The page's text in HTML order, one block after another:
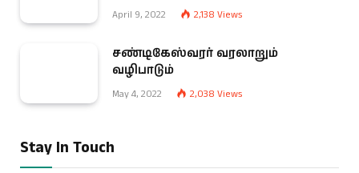
April 9, 2022 2,138 Views
சண்டிகேஸ்வரர் வரலாறும்
வழிபாடும்
May 4, 2022 2,038 Views
Stay In Touch